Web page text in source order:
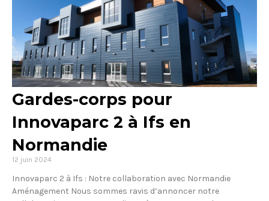
Gardes-corps pour
Innovaparc 2 à Ifs en
Normandie
12 juin 2024
Innovaparc 2 à Ifs : Notre collaboration avec Normandie
Aménagement Nous sommes ravis d’annoncer notre